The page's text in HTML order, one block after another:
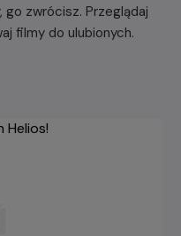
zwrócisz. Przeglądaj
filmy do ulubionych.